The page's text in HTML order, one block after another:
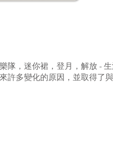
隊，迷你裙，登月，解放 -
許多變化的原因，並取得了